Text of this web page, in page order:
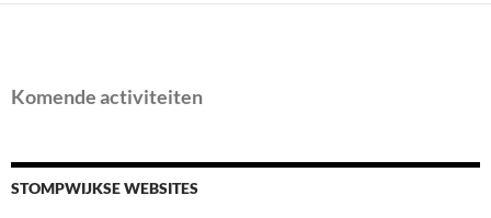
Komende activiteiten
STOMPWIJKSE WEBSITES